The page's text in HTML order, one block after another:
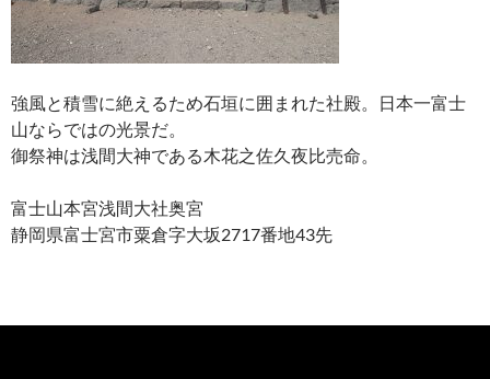
強風と積雪に絶えるため石垣に囲まれた社殿。日本一富士
山ならではの光景だ。
御祭神は浅間大神である木花之佐久夜比売命。
富士山本宮浅間大社奥宮
静岡県富士宮市粟倉字大坂2717番地43先